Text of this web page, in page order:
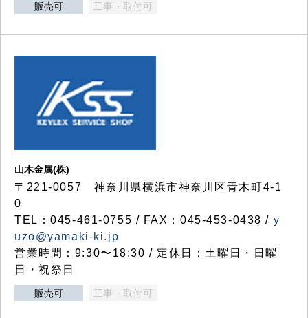
販売可 工事・取付可
山木金属(株)
〒221-0057 神奈川県横浜市神奈川区青木町4-1
0
TEL：045-461-0755 / FAX：045-453-0438 / y
uzo@yamaki-ki.jp
営業時間：9:30〜18:30 / 定休日：土曜日・日曜
日・祝祭日
販売可 工事・取付可